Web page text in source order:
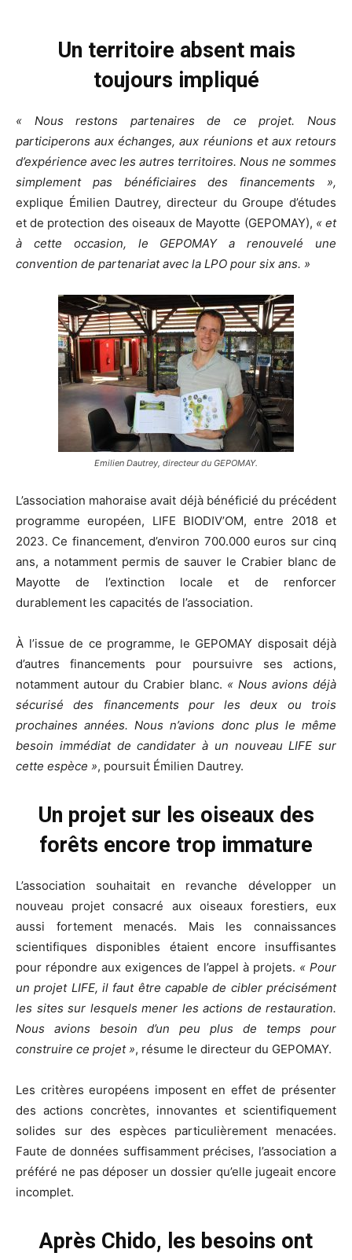
Un territoire absent mais
toujours impliqué
« Nous restons partenaires de ce projet. Nous
participerons aux échanges, aux réunions et aux retours
d’expérience avec les autres territoires. Nous ne sommes
simplement pas bénéficiaires des financements »,
explique Émilien Dautrey, directeur du Groupe d’études
et de protection des oiseaux de Mayotte (GEPOMAY), « et
à cette occasion, le GEPOMAY a renouvelé une
convention de partenariat avec la LPO pour six ans. »
Emilien Dautrey, directeur du GEPOMAY.
L’association mahoraise avait déjà bénéficié du précédent
programme européen, LIFE BIODIV’OM, entre 2018 et
2023. Ce financement, d’environ 700.000 euros sur cinq
ans, a notamment permis de sauver le Crabier blanc de
Mayotte de l’extinction locale et de renforcer
durablement les capacités de l’association.
À l’issue de ce programme, le GEPOMAY disposait déjà
d’autres financements pour poursuivre ses actions,
notamment autour du Crabier blanc. « Nous avions déjà
sécurisé des financements pour les deux ou trois
prochaines années. Nous n’avions donc plus le même
besoin immédiat de candidater à un nouveau LIFE sur
cette espèce », poursuit Émilien Dautrey.
Un projet sur les oiseaux des
forêts encore trop immature
L’association souhaitait en revanche développer un
nouveau projet consacré aux oiseaux forestiers, eux
aussi fortement menacés. Mais les connaissances
scientifiques disponibles étaient encore insuffisantes
pour répondre aux exigences de l’appel à projets. « Pour
un projet LIFE, il faut être capable de cibler précisément
les sites sur lesquels mener les actions de restauration.
Nous avions besoin d’un peu plus de temps pour
construire ce projet», résume le directeur du GEPOMAY.
Les critères européens imposent en effet de présenter
des actions concrètes, innovantes et scientifiquement
solides sur des espèces particulièrement menacées.
Faute de données suffisamment précises, l’association a
préféré ne pas déposer un dossier qu’elle jugeait encore
incomplet.
Après Chido, les besoins ont